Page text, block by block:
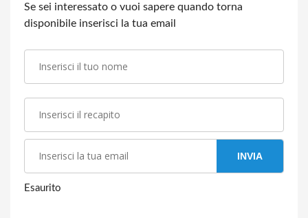
Se sei interessato o vuoi sapere quando torna
disponibile inserisci la tua email
INVIA
Esaurito